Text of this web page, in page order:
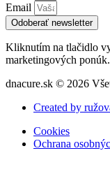
Email
Odoberať newsletter
Kliknutím na tlačidlo
marketingových
dnacure.sk © 2026
Created by
Cookies
Ochrana